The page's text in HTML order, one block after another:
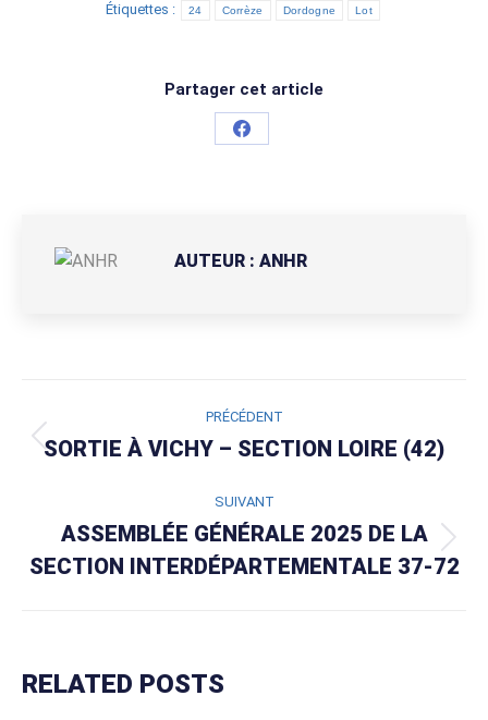
Étiquettes : 24 Corrèze Dordogne Lot
Partager cet article
Partager
AUTEUR : ANHR
NAVIGATION
ARTICLE
PRÉCÉDENT
Article
:
SORTIE À VICHY – SECTION LOIRE (42)
SUIVANT
suivant
ASSEMBLÉE GÉNÉRALE 2025 DE LA
SECTION INTERDÉPARTEMENTALE 37-72
RELATED POSTS